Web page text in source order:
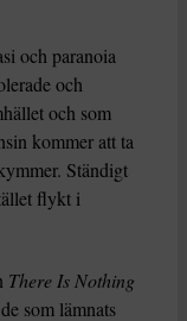
och paranoia
och
och som
kommer att ta
Ständigt
flykt i
There Is Nothing
som lämnats